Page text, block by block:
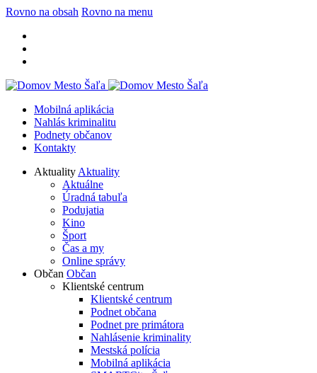
Rovno na obsah Rovno na menu
Mobilná aplikácia
Nahlás kriminalitu
Podnety občanov
Kontakty
Aktuality Aktuality
Aktuálne
Úradná tabuľa
Podujatia
Kino
Šport
Čas a my
Online správy
Občan Občan
Klientské centrum
Klientské centrum
Podnet občana
Podnet pre primátora
Nahlásenie kriminality
Mestská polícia
Mobilná aplikácia